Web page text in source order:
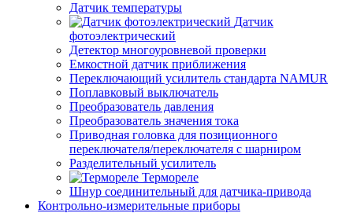
Датчик температуры
Датчик
фотоэлектрический
Детектор многоуровневой проверки
Емкостной датчик приближения
Переключающий усилитель стандарта NAMUR
Поплавковый выключатель
Преобразователь давления
Преобразователь значения тока
Приводная головка для позиционного
переключателя/переключателя с шарниром
Разделительный усилитель
Термореле
Шнур соединительный для датчика-привода
Контрольно-измерительные приборы